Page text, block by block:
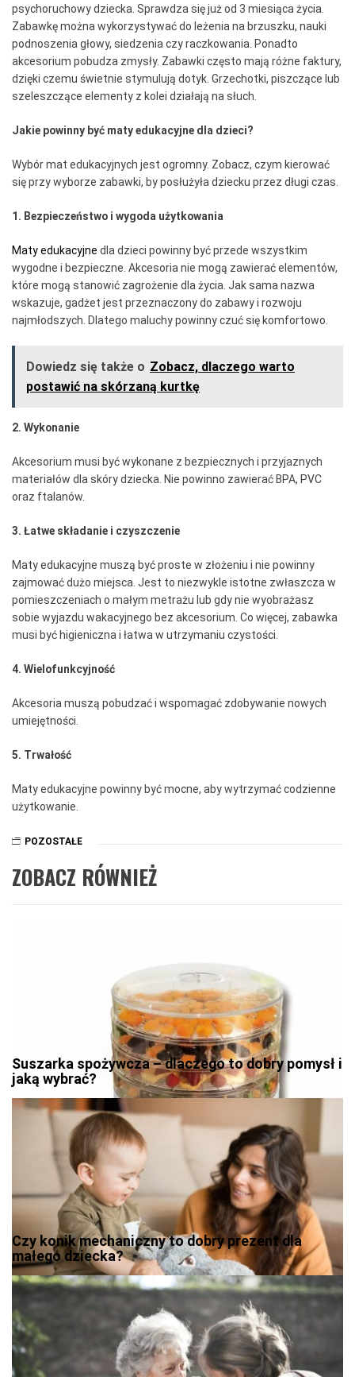
psychoruchowy dziecka. Sprawdza się już od 3 miesiąca życia.
Zabawkę można wykorzystywać do leżenia na brzuszku, nauki
podnoszenia głowy, siedzenia czy raczkowania. Ponadto
akcesorium pobudza zmysły. Zabawki często mają różne faktury,
dzięki czemu świetnie stymulują dotyk. Grzechotki, piszczące lub
szeleszczące elementy z kolei działają na słuch.
Jakie powinny być maty edukacyjne dla dzieci?
Wybór mat edukacyjnych jest ogromny. Zobacz, czym kierować
się przy wyborze zabawki, by posłużyła dziecku przez długi czas.
1. Bezpieczeństwo i wygoda użytkowania
Maty edukacyjne dla dzieci powinny być przede wszystkim
wygodne i bezpieczne. Akcesoria nie mogą zawierać elementów,
które mogą stanowić zagrożenie dla życia. Jak sama nazwa
wskazuje, gadżet jest przeznaczony do zabawy i rozwoju
najmłodszych. Dlatego maluchy powinny czuć się komfortowo.
Dowiedz się także o Zobacz, dlaczego warto
postawić na skórzaną kurtkę
2. Wykonanie
Akcesorium musi być wykonane z bezpiecznych i przyjaznych
materiałów dla skóry dziecka. Nie powinno zawierać BPA, PVC
oraz ftalanów.
3. Łatwe składanie i czyszczenie
Maty edukacyjne muszą być proste w złożeniu i nie powinny
zajmować dużo miejsca. Jest to niezwykle istotne zwłaszcza w
pomieszczeniach o małym metrażu lub gdy nie wyobrażasz
sobie wyjazdu wakacyjnego bez akcesorium. Co więcej, zabawka
musi być higieniczna i łatwa w utrzymaniu czystości.
4. Wielofunkcyjność
Akcesoria muszą pobudzać i wspomagać zdobywanie nowych
umiejętności.
5. Trwałość
Maty edukacyjne powinny być mocne, aby wytrzymać codzienne
użytkowanie.
POZOSTAŁE
ZOBACZ RÓWNIEŻ
Suszarka spożywcza – dlaczego to dobry pomysł i
jaką wybrać?
Czy konik mechaniczny to dobry prezent dla
małego dziecka?